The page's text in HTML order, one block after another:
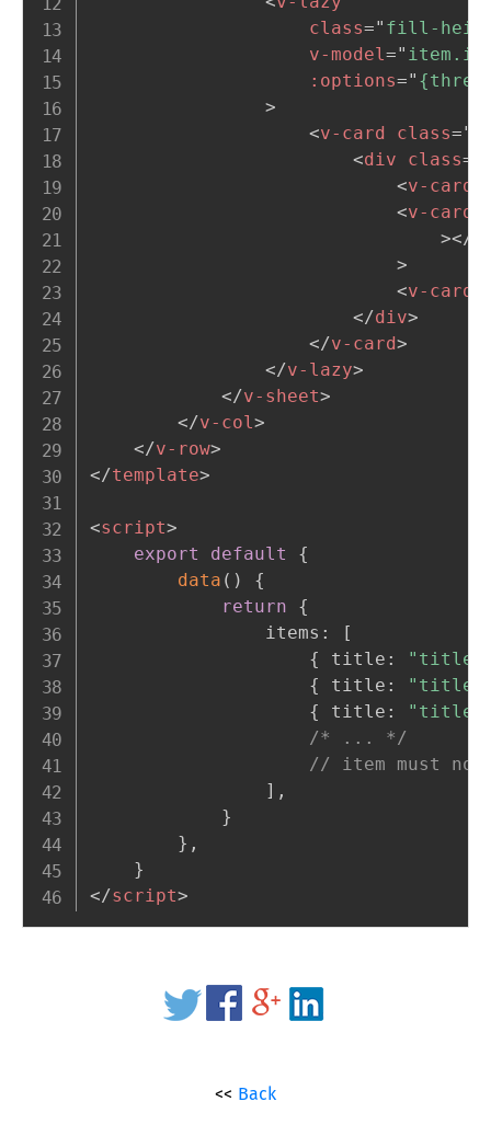
class=" fill-
v-model="
:options="
>
<v-card class="
<div class=
<v-
<v-
></
>
<v-
</div>
</v-card>
</v-lazy>
</v-sheet>
</v-col>
</v-row>
</template>
<script>
export
default
{
data ( )
{
return
{
                items
:
[
{ title :
{ title :
{ title :
/* ... */
// item must not
] ,
}
} ,
}
</script>
Back